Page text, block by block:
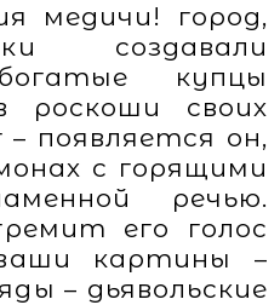
медичи! город,
создавали
купцы
роскоши своих
– появляется он,
с горящими
речью.
его голос
картины –
– дьявольские